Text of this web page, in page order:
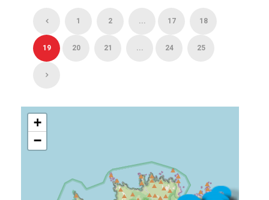
1 2 ... 17 18
19 20 21 ... 24 25
+
−